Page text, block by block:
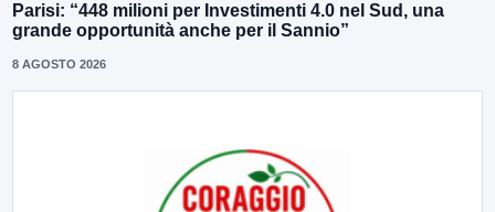
Parisi: “448 milioni per Investimenti 4.0 nel Sud, una
grande opportunità anche per il Sannio”
8 AGOSTO 2026